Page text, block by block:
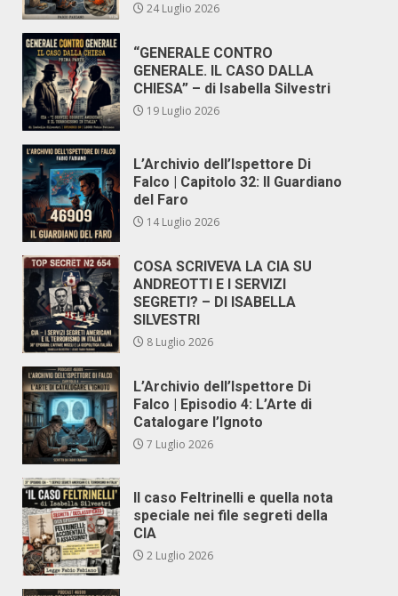
24 Luglio 2026
“GENERALE CONTRO
GENERALE. IL CASO DALLA
CHIESA” – di Isabella Silvestri
19 Luglio 2026
L’Archivio dell’Ispettore Di
Falco | Capitolo 32: Il Guardiano
del Faro
14 Luglio 2026
COSA SCRIVEVA LA CIA SU
ANDREOTTI E I SERVIZI
SEGRETI? – DI ISABELLA
SILVESTRI
8 Luglio 2026
L’Archivio dell’Ispettore Di
Falco | Episodio 4: L’Arte di
Catalogare l’Ignoto
7 Luglio 2026
Il caso Feltrinelli e quella nota
speciale nei file segreti della
CIA
2 Luglio 2026